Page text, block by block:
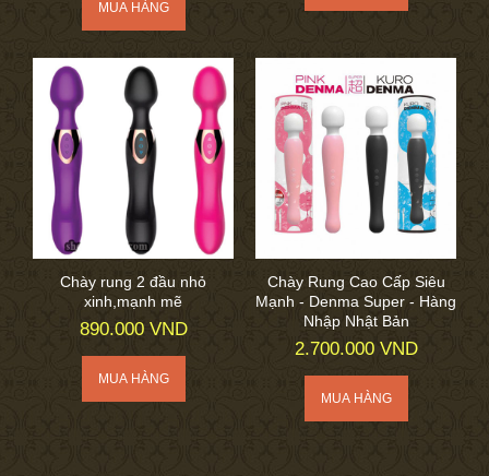
Chày rung 2 đầu nhỏ
xinh,mạnh mẽ
890.000 VND
Chày Rung Cao Cấp Siêu
Mạnh - Denma Super - Hàng
Nhập Nhật Bản
2.700.000 VND